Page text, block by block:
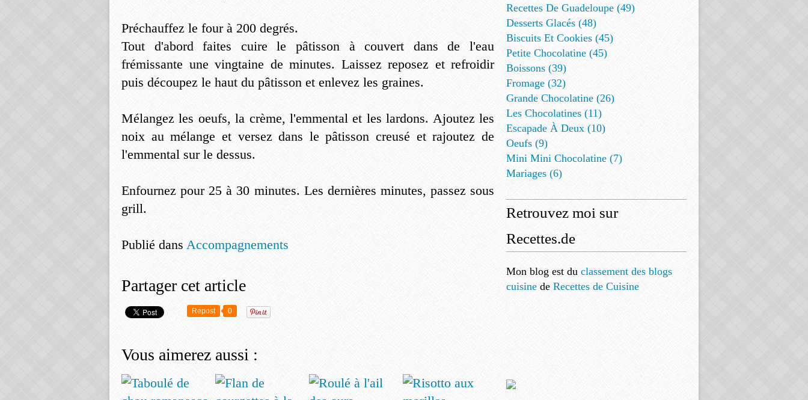
Préchauffez le four à 200 degrés.
Tout d'abord faites cuire le pâtisson à couvert dans de l'eau
frémissante une vingtaine de minutes. Laissez reposez et refroidir
puis découpez le haut du pâtisson et enlevez les graines.
Mélangez les oeufs, la crème, l'emmental et les lardons. Ajoutez les
noix au mélange et versez dans le pâtisson creusé et rajoutez de
l'emmental sur le dessus.
Enfournez pour 25 à 30 minutes. Les dernières minutes, passez sous
grill.
Publié dans Accompagnements
Partager cet article
Repost 0
Vous aimerez aussi :
Recettes De Guadeloupe (49)
Desserts Glacés (48)
Biscuits Et Cookies (45)
Petite Chocolatine (45)
Boissons (39)
Fromage (32)
Grande Chocolatine (26)
Les Chocolatines (11)
Escapade À Deux (10)
Oeufs (9)
Mini Mini Chocolatine (7)
Mariages (6)
Retrouvez moi sur
Recettes.de
Mon blog est du classement des blogs
cuisine de Recettes de Cuisine